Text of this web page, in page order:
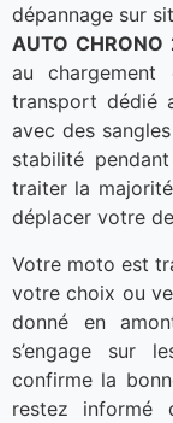
dépannage sur
AUTO CHRONO
au
transport dédié
avec des
stabilité
traiter la
déplacer votre
Votre moto est
votre choix ou
donné en
s’engage sur
confirme la
restez informé